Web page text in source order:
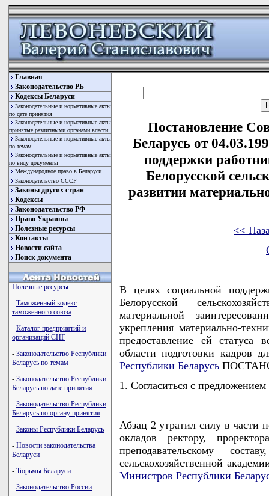
Главная
Законодательство РБ
Кодексы Беларуси
Законодательные и нормативные акты
по дате принятия
Законодательные и нормативные акты
принятые различными органами власти
Законодательные и нормативные акты
по темам
Законодательные и нормативные акты
по виду документы
Международное право в Беларуси
Законодательство СССР
Законы других стран
Кодексы
Законодательство РФ
Право Украины
Полезные ресурсы
Контакты
Новости сайта
Поиск документа
Полезные ресурсы
- Таможенный кодекс
таможенного союза
- Каталог предприятий и
организаций СНГ
- Законодательство Республики
Беларусь по темам
- Законодательство Республики
Беларусь по дате принятия
- Законодательство Республики
Беларусь по органу принятия
- Законы Республики Беларусь
- Новости законодательства
Беларуси
- Тюрьмы Беларуси
- Законодательство России
Постановление
Беларусь от
поддержки
Белорусской
развитии
<<
В целях социальной
Белорусской
материальной
укрепления материально-
предоставление ей статуса
области подготовки кадров
Республики Беларусь
1. Согласиться с
Абзац 2 утратил силу в части
окладов ректору,
преподавательскому
сельскохозяйственной
Министров Республики